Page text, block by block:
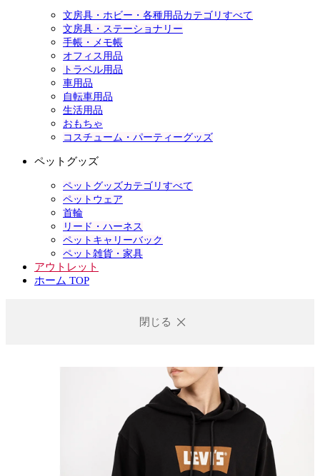
文房具・ホビー・各種用品カテゴリすべて
文房具・ステーショナリー
手帳・メモ帳
オフィス用品
トラベル用品
車用品
自転車用品
生活用品
おもちゃ
コスチューム・パーティーグッズ
ペットグッズ
ペットグッズカテゴリすべて
ペットウェア
首輪
リード・ハーネス
ペットキャリーバック
ペット雑貨・家具
アウトレット
ホーム TOP
閉じる